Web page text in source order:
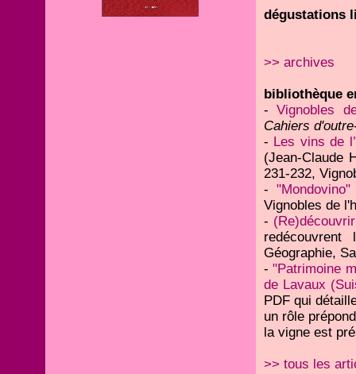
dégustations
>> archives
bibliothèque
-Vignobles
Cahiers
- Les vins de
(Jean-Claude
231-232,
-"Mondovino"
Vignobles de
-
Géographie,
- "Patrimoine
de Lavaux
PDF qui
un rôle
la vigne est
>> tous les